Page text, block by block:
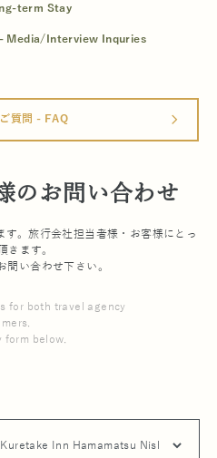
term Stay
- Media/Interview Inquries
質問 - FAQ arrow_forward_ios
のお問い合わせ
す。旅行会社担当者様・お客様にとっ
きます。
い合わせ下さい。
for both travel agency
form below.